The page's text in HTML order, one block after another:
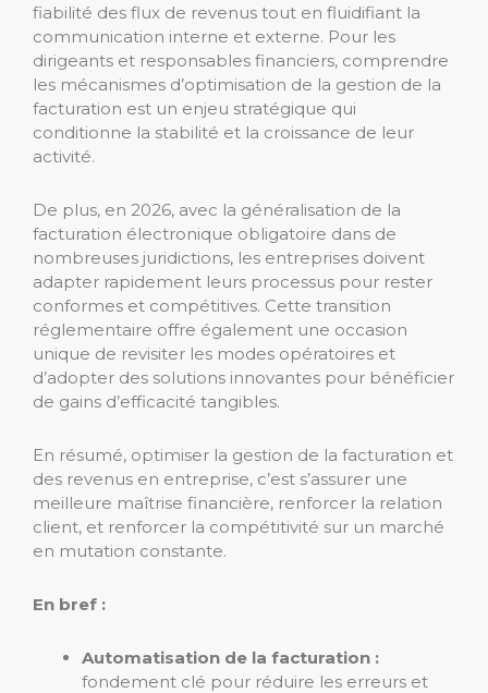
fiabilité des flux de revenus tout en fluidifiant la
communication interne et externe. Pour les
dirigeants et responsables financiers, comprendre
les mécanismes d’optimisation de la gestion de la
facturation est un enjeu stratégique qui
conditionne la stabilité et la croissance de leur
activité.
De plus, en 2026, avec la généralisation de la
facturation électronique obligatoire dans de
nombreuses juridictions, les entreprises doivent
adapter rapidement leurs processus pour rester
conformes et compétitives. Cette transition
réglementaire offre également une occasion
unique de revisiter les modes opératoires et
d’adopter des solutions innovantes pour bénéficier
de gains d’efficacité tangibles.
En résumé, optimiser la gestion de la facturation et
des revenus en entreprise, c’est s’assurer une
meilleure maîtrise financière, renforcer la relation
client, et renforcer la compétitivité sur un marché
en mutation constante.
En bref :
Automatisation de la facturation :
fondement clé pour réduire les erreurs et